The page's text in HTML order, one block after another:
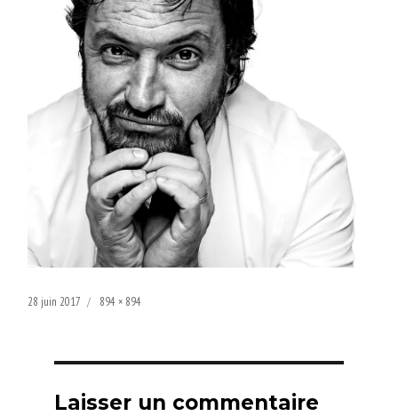
Publié
28 juin 2017
Taille
894 × 894
Laisser un commentaire